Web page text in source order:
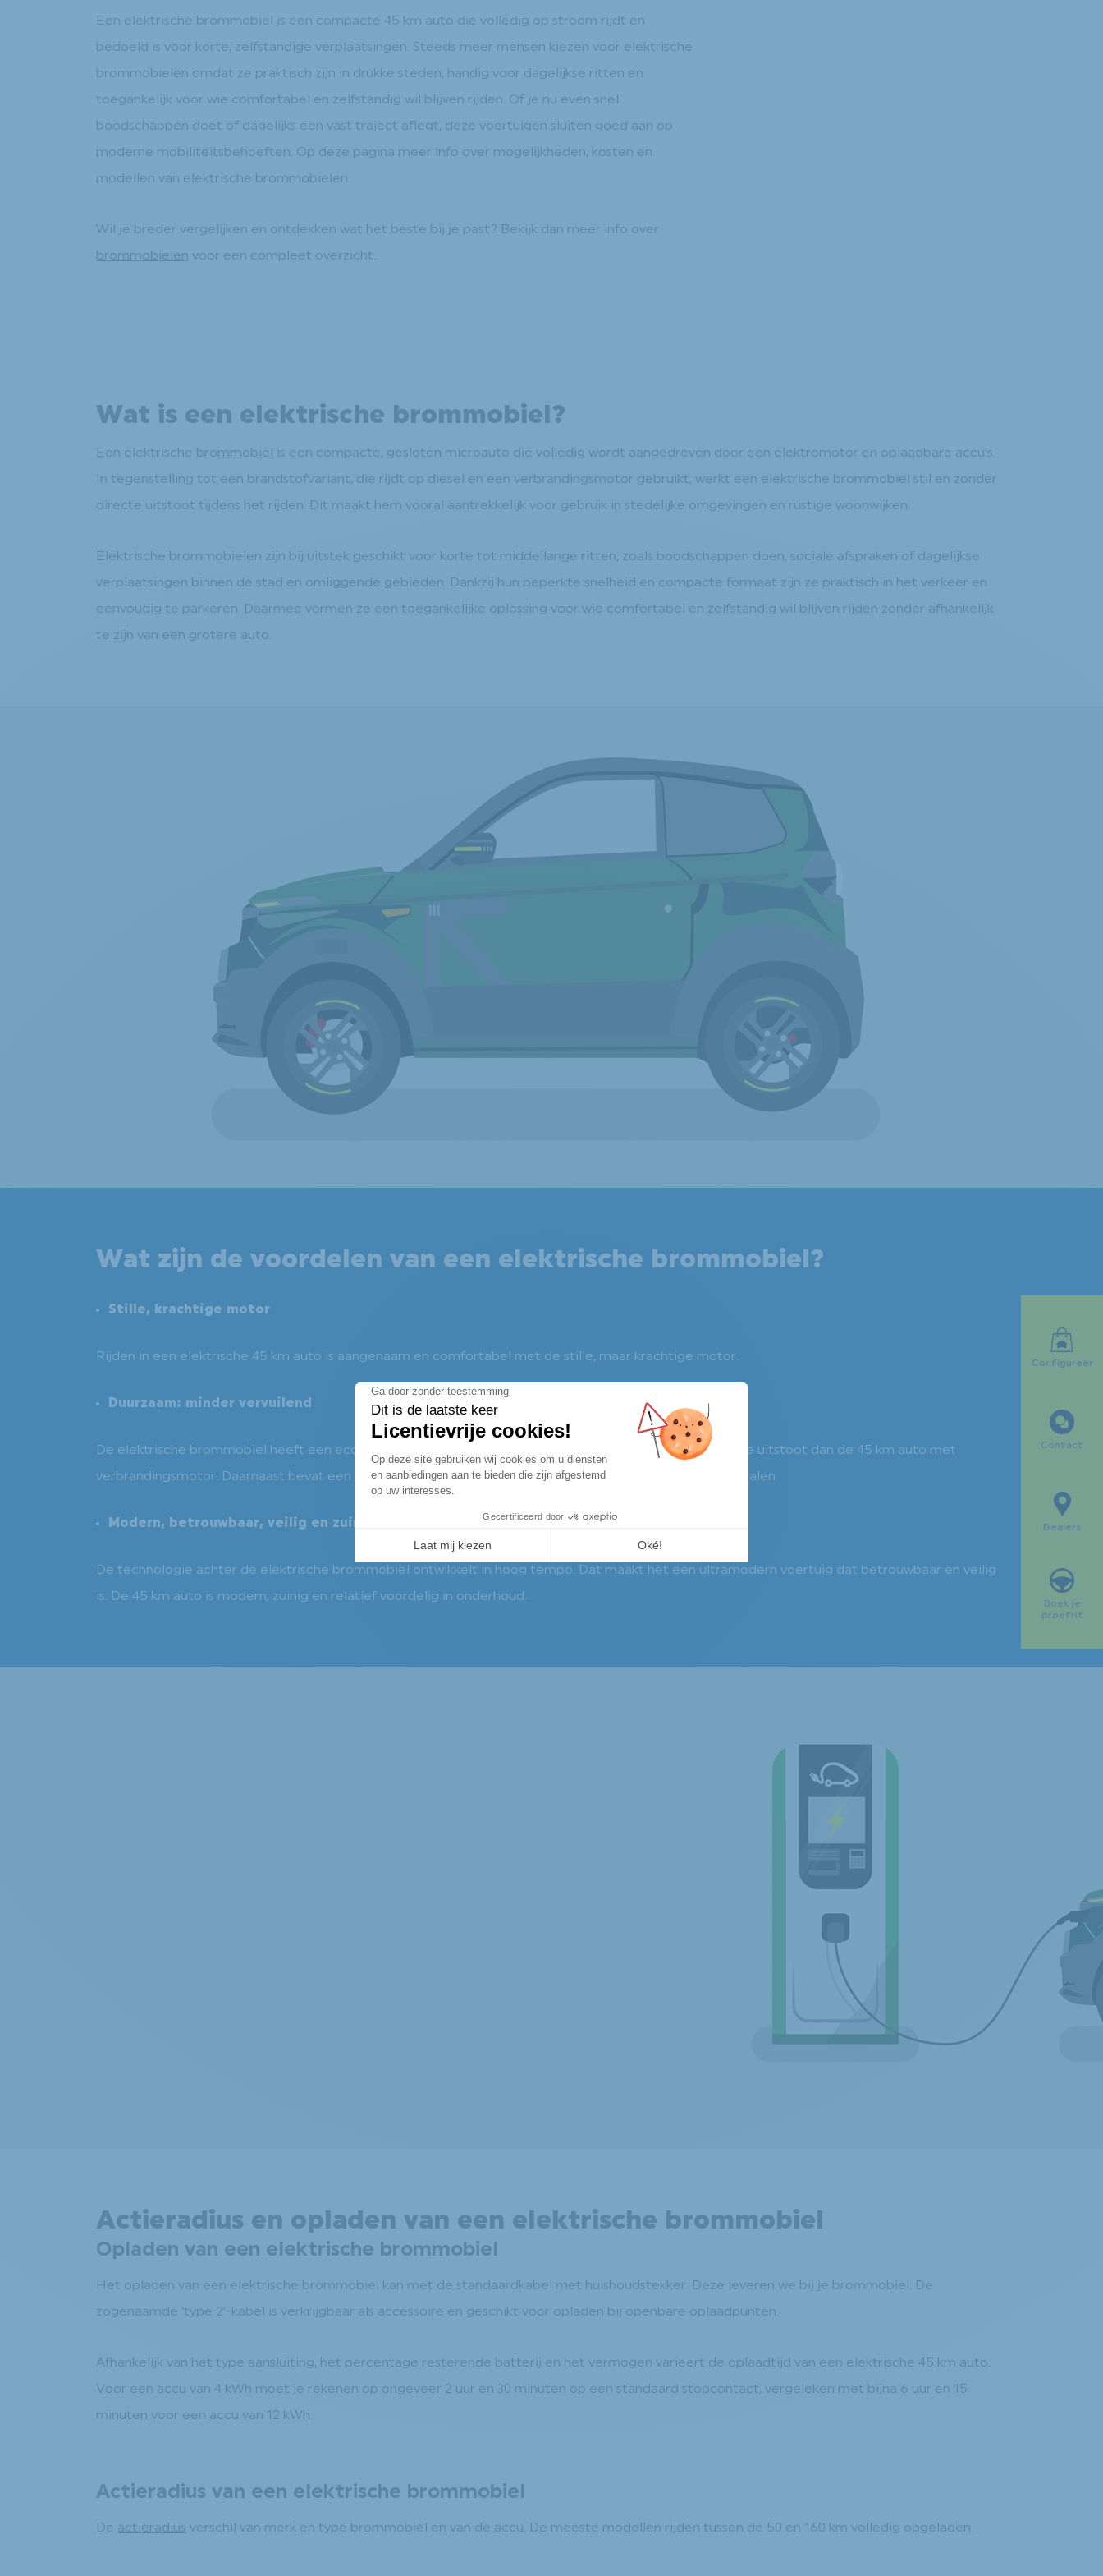
Een elektrische brommobiel is een compacte 45 km auto die volledig op stroom rijdt en
bedoeld is voor korte, zelfstandige verplaatsingen. Steeds meer mensen kiezen voor elektrische
brommobielen omdat ze praktisch zijn in drukke steden, handig voor dagelijkse ritten en
toegankelijk voor wie comfortabel en zelfstandig wil blijven rijden. Of je nu even snel
boodschappen doet of dagelijks een vast traject aflegt, deze voertuigen sluiten goed aan op
moderne mobiliteitsbehoeften. Op deze pagina meer info over mogelijkheden, kosten en
modellen van elektrische brommobielen.
Wil je breder vergelijken en ontdekken wat het beste bij je past? Bekijk dan meer info over
brommobielen voor een compleet overzicht.
Wat is een elektrische brommobiel?
Een elektrische brommobiel
is een compacte, gesloten microauto die volledig wordt aangedreven door een elektromotor en oplaadbare accu’s.
In tegenstelling tot een brandstofvariant, die rijdt op diesel en een verbrandingsmotor gebruikt, werkt een elektrische brommobiel stil en zonder
directe uitstoot tijdens het rijden. Dit maakt hem vooral aantrekkelijk voor gebruik in stedelijke omgevingen en rustige woonwijken.
Elektrische brommobielen zijn bij uitstek geschikt voor korte tot middellange ritten, zoals boodschappen doen, sociale afspraken of dagelijkse
verplaatsingen binnen de stad en omliggende gebieden. Dankzij hun beperkte snelheid en compacte formaat zijn ze praktisch in het verkeer en
eenvoudig te parkeren. Daarmee vormen ze een toegankelijke oplossing voor wie comfortabel en zelfstandig wil blijven rijden zonder afhankelijk
te zijn van een grotere auto.
Wat zijn de voordelen van een elektrische brommobiel?
Stille, krachtige motor
Rijden in een elektrische 45 km auto is aangenaam en comfortabel met de stille, maar krachtige motor.
Duurzaam: minder vervuilend
De elektrische brommobiel heeft een ecologisch voordeel: hij produceert tot de helft minder vervuilende uitstoot dan de 45 km auto met
verbrandingsmotor. Daarnaast bevat een elektrische batterij voor minstens 50% uit recycleerbare materialen.
Modern, betrouwbaar, veilig en zuinig
De technologie achter de elektrische brommobiel ontwikkelt in hoog tempo. Dat maakt het een ultramodern voertuig dat betrouwbaar en veilig
is. De 45 km auto is modern, zuinig en relatief voordelig in onderhoud.
Actieradius en opladen van een elektrische brommobiel
Opladen van een elektrische brommobiel
Het opladen van een elektrische brommobiel kan met de standaardkabel met huishoudstekker. Deze leveren we bij je brommobiel. De
zogenaamde ‘type 2’-kabel is verkrijgbaar als accessoire en geschikt voor opladen bij openbare oplaadpunten.
Afhankelijk van het type aansluiting, het percentage resterende batterij en het vermogen varieert de oplaadtijd van een elektrische 45 km auto.
Voor een accu van 4 kWh moet je rekenen op ongeveer 2 uur en 30 minuten op een standaard stopcontact, vergeleken met bijna 6 uur en 15
minuten voor een accu van 12 kWh.
Actieradius van een elektrische brommobiel
De actieradius verschil van merk en type brommobiel en van de accu. De meeste modellen rijden tussen de 50 en 160 km volledig opgeladen.
Configureer
Contact
Dealers
Boek je
proefrit